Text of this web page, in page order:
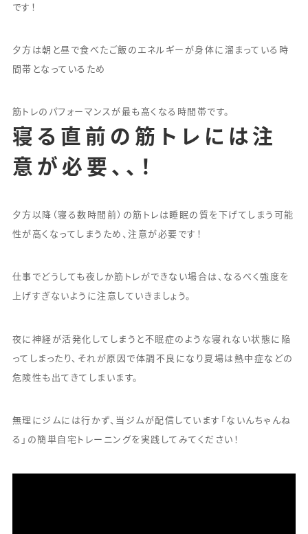
です！
夕方は朝と昼で食べたご飯のエネルギーが身体に溜まっている時
間帯となっているため
筋トレのパフォーマンスが最も高くなる時間帯です。
寝る直前の筋トレには注
意が必要、、！
夕方以降（寝る数時間前）の筋トレは睡眠の質を下げてしまう可能
性が高くなってしまうため、注意が必要です！
仕事でどうしても夜しか筋トレができない場合は、なるべく強度を
上げすぎないように注意していきましょう。
夜に神経が活発化してしまうと不眠症のような寝れない状態に陥
ってしまったり、それが原因で体調不良になり夏場は熱中症などの
危険性も出てきてしまいます。
無理にジムには行かず、当ジムが配信しています「ないんちゃんね
る」の簡単自宅トレーニングを実践してみてください！